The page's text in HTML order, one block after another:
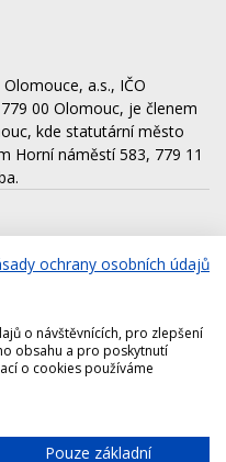
a.s., IČO
00 Olomouc, je členem
kde statutární město
Horní náměstí 583, 779 11
ochrany osobních údajů
o návštěvnících, pro zlepšení
obsahu a pro poskytnutí
o cookies používáme
Pouze základní